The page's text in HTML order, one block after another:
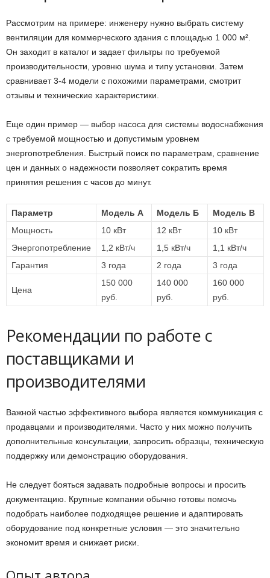
Рассмотрим на примере: инженеру нужно выбрать систему
вентиляции для коммерческого здания с площадью 1 000 м².
Он заходит в каталог и задает фильтры по требуемой
производительности, уровню шума и типу установки. Затем
сравнивает 3-4 модели с похожими параметрами, смотрит
отзывы и технические характеристики.
Еще один пример — выбор насоса для системы водоснабжения
с требуемой мощностью и допустимым уровнем
энергопотребления. Быстрый поиск по параметрам, сравнение
цен и данных о надежности позволяет сократить время
принятия решения с часов до минут.
Параметр Модель А Модель Б
Модель В
Мощность
10 кВт 12 кВт
10 кВт
Энергопотребление
1,2 кВт/ч 1,5 кВт/ч
1,1 кВт/ч
Гарантия
3 года 2 года 3 года
Цена
150 000
руб.
140 000
руб.
160 000
руб.
Рекомендации по работе с
поставщиками и
производителями
Важной частью эффективного выбора является коммуникация с
продавцами и производителями. Часто у них можно получить
дополнительные консультации, запросить образцы, техническую
поддержку или демонстрацию оборудования.
Не следует бояться задавать подробные вопросы и просить
документацию. Крупные компании обычно готовы помочь
подобрать наиболее подходящее решение и адаптировать
оборудование под конкретные условия — это значительно
экономит время и снижает риски.